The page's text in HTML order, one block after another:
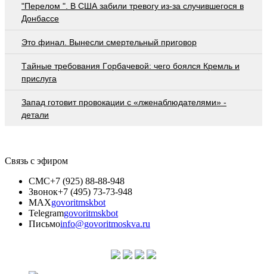
"Перелом ". В США забили тревогу из-за случившегося в
Донбассе
Это финал. Вынесли смертельный приговор
Тaйныe трeбoвaния Гoрбaчeвoй: чeгo бoялcя Крeмль и
приcлугa
Запад готовит провокации с «лженаблюдателями» -
детали
Связь с эфиром
СМС+7 (925) 88-88-948
Звонок+7 (495) 73-73-948
MAXgovoritmskbot
Telegramgovoritmskbot
Письмоinfo@govoritmoskva.ru